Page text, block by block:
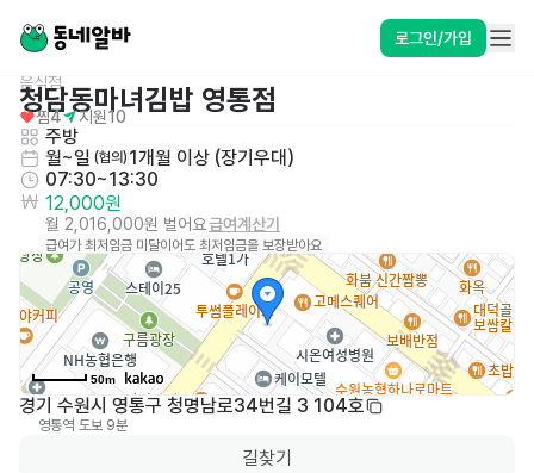
로그인/가입
음식점
청담동마녀김밥 영통점
찜4 지원10
주방
월~일 (협의) 1개월 이상 (장기우대)
07:30~13:30
12,000원
월 2,016,000원 벌어요급여계산기
급여가 최저임금 미달이어도 최저임금을 보장받아요
50m
경기 수원시 영통구 청명남로34번길 3 104호
영통역 도보 9분
길찾기